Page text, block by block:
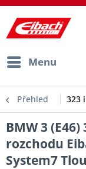
Menu
Přehled 323
BMW 3 (E46)
rozchodu
System7